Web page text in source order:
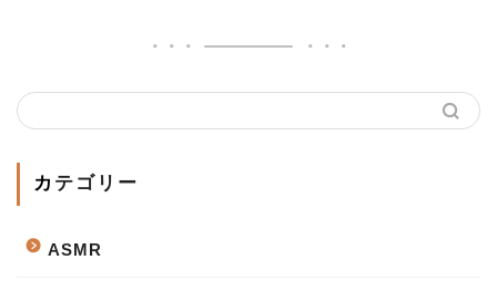
カテゴリー
ASMR